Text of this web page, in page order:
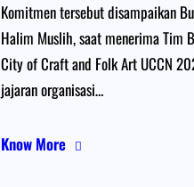
Komitmen tersebut disampaikan
Halim Muslih, saat menerima Tim
City of Craft and Folk Art UCCN
jajaran organisasi…
Know More